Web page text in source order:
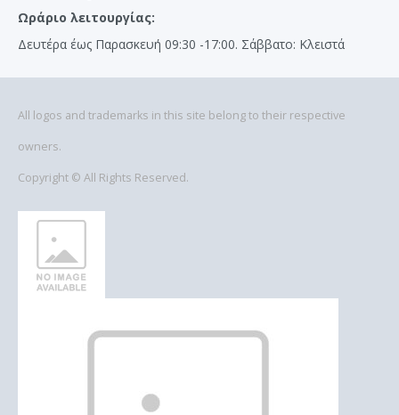
Ωράριο λειτουργίας:
Δευτέρα έως Παρασκευή 09:30 -17:00. Σάββατο: Κλειστά
All logos and trademarks in this site belong to their respective
owners.
Copyright © All Rights Reserved.